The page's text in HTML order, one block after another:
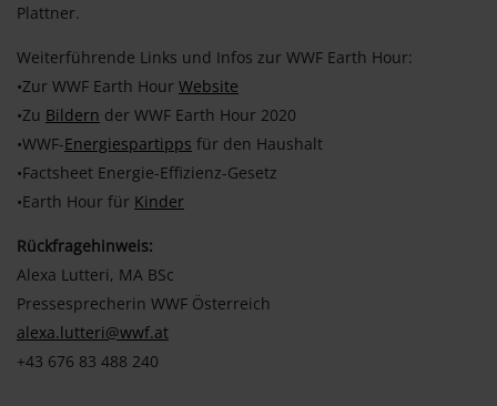
Plattner.
Weiterführende Links und Infos zur WWF Earth Hour:
•Zur WWF Earth Hour Website
•Zu Bildern der WWF Earth Hour 2020
•WWF-Energiespartipps für den Haushalt
•Factsheet Energie-Effizienz-Gesetz
•Earth Hour für Kinder
Rückfragehinweis:
Alexa Lutteri, MA BSc
Pressesprecherin WWF Österreich
alexa.lutteri@wwf.at
+43 676 83 488 240